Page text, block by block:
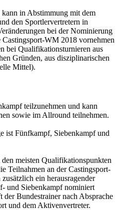
in Abstimmung mit dem
den Sportlervertretern in
bei der Nominierung
WM 2018 vornehmen
bei Qualifikationsturnieren aus
Gründen, aus disziplinarischen
Mittel).
teilzunehmen und kann
sowie im Allround teilnehmen.
ist Fünfkampf, Siebenkampf und
meisten Qualifikationspunkten
Teilnahmen an der Castingsport-
ein herausragender
und Siebenkampf nominiert
Bundestrainer nach Absprache
und dem Aktivenvertreter.